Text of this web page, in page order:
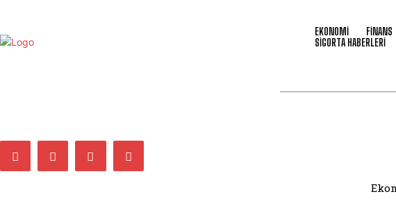
EKONOMİ FİNANS
SİGORTA HABERLERİ